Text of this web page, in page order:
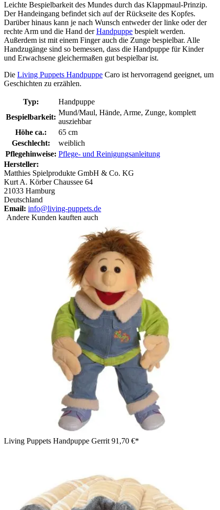
Leichte Bespielbarkeit des Mundes durch das Klappmaul-Prinzip.
Der Handeingang befindet sich auf der Rückseite des Kopfes.
Darüber hinaus kann je nach Wunsch entweder der linke oder der
rechte Arm und die Hand derHandpuppe bespielt werden.
Außerdem ist mit einem Finger auch die Zunge bespielbar. Alle
Handzugänge sind so bemessen, dass die Handpuppe für Kinder
und Erwachsene gleichermaßen gut bespielbar ist.
Die Living Puppets Handpuppe Caro ist hervorragend geeignet, um
Geschichten zu erzählen.
Typ:
Handpuppe
Bespielbarkeit:
Mund/Maul, Hände, Arme, Zunge, komplett
ausziehbar
Höhe ca.:
65 cm
Geschlecht:
weiblich
Pflegehinweise: Pflege- und Reinigungsanleitung
Hersteller:
Matthies Spielprodukte GmbH & Co. KG
Kurt A. Körber Chaussee 64
21033 Hamburg
Deutschland
Email: info@living-puppets.de
Andere Kunden kauften auch
Living Puppets Handpuppe Gerrit 91,70 €*